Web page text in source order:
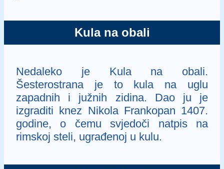
Kula na obali
Nedaleko je Kula na obali.
Šesterostrana je to kula na uglu
zapadnih i južnih zidina. Dao ju je
izgraditi knez Nikola Frankopan 1407.
godine, o čemu svjedoči natpis na
rimskoj steli, ugrađenoj u kulu.